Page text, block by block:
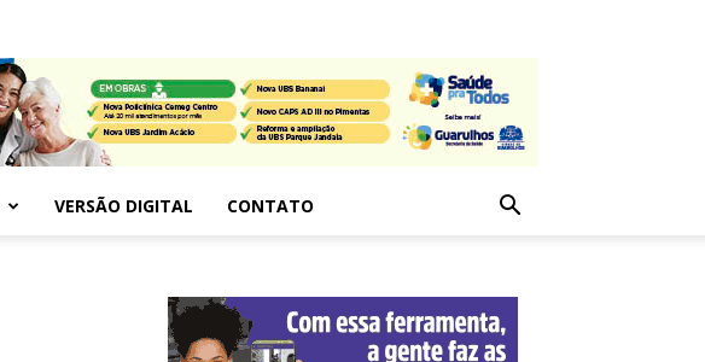
VERSÃO DIGITAL CONTATO